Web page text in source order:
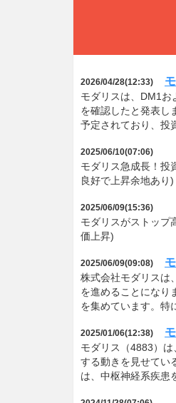
2026/04/28(12:33)
モダリスは、DM1お
を確認したと発表し
予定されており、投
2025/06/10(07:06)
モダリス急成長！投
良好で上昇余地あり)
2025/06/09(15:36)
モダリスがストップ
価上昇)
2025/06/09(09:08)
株式会社モダリスは
を進めることになり
を集めています。特
2025/01/06(12:38)
モダリス（4883）
する動きを見せてい
は、中枢神経系疾患